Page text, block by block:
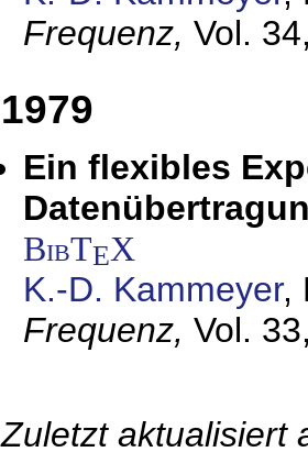
Frequenz, Vol.
1979
Ein flexibles
BibTEX
K.-D. Kammeyer,
Frequenz, Vol.
Zuletzt aktualisiert